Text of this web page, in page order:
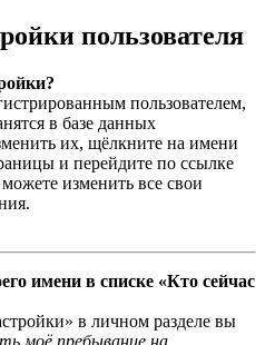
пользователя
пользователем,
в базе данных
их, щёлкните на имени
и перейдите по ссылке
изменить все свои
имени в списке «Кто сейчас
в личном разделе вы
моё пребывание на